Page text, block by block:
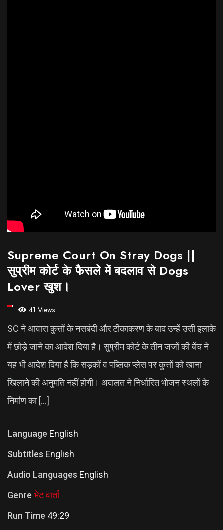
Supreme Court On Stray Dogs ||
सुप्रीम कोर्ट के फैसले में बदलाव से Dogs
Lover खुश।
41 Views
SC ने आवारा कुत्तों के नसबंदी और टीकाकरण के बाद उन्हें उसी इलाके
में छोड़े जाने का आदेश दिया है। सुप्रीम कोर्ट के तीन जजों की बेंच ने
यह भी आदेश दिया है कि सड़कों व पब्लिक प्लेस पर कुत्तों को खाना
खिलाने की अनुमति नहीं होगी। अदालत ने निर्धारित भोजन स्थलों के
निर्माण का […]
Language English
Subtitles English
Audio Languages English
Genre भेट वार्ता
Run Time 49:29